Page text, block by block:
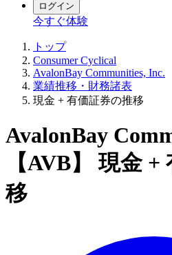
ログイン
今すぐ体験
トップ
Consumer Cyclical
AvalonBay Communities, Inc.
業績推移・財務諸表
現金 + 有価証券の推移
AvalonBay
【AVB】 現金
移